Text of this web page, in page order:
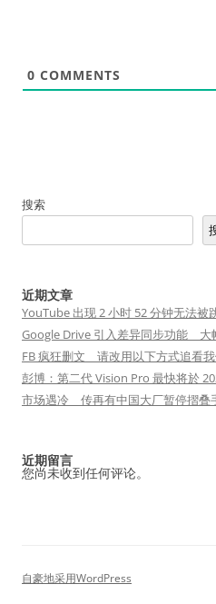
0 COMMENTS
搜索
近期文章
YouTube 出现 2 小时 52 分钟无法被
Google Drive 引入差异同步功能 大
FB 疯狂删文 请改用以下方式追看
彭博：第二代 Vision Pro 最快将於
市场遇冷 传再有中国大厂暂停摺叠
近期留言
您尚未收到任何评论。
自豪地采用WordPress